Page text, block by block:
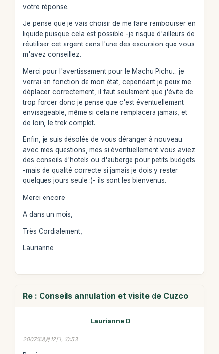
votre réponse.
Je pense que je vais choisir de me faire rembourser en
liquide puisque cela est possible -je risque d'ailleurs de
réutiliser cet argent dans l'une des excursion que vous
m'avez conseillez.
Merci pour l'avertissement pour le Machu Pichu... je
verrai en fonction de mon état, cependant je peux me
déplacer correctement, il faut seulement que j'évite de
trop forcer donc je pense que c'est éventuellement
envisageable, même si cela ne remplacera jamais, et
de loin, le trek complet.
Enfin, je suis désolée de vous déranger à nouveau
avec mes questions, mes si éventuellement vous aviez
des conseils d'hotels ou d'auberge pour petits budgets
-mais de qualité correcte si jamais je dois y rester
quelques jours seule :)- ils sont les bienvenus.
Merci encore,
A dans un mois,
Très Cordialement,
Laurianne
Re : Conseils annulation et visite de Cuzco
Laurianne D.
2007年8月12日, 10:53